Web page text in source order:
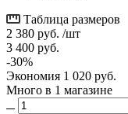
Таблица размеров
2 380 руб. /шт
3 400 руб.
-30%
Экономия 1 020 руб.
Много в 1 магазине